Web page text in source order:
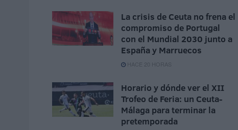
La crisis de Ceuta no frena el
compromiso de Portugal
con el Mundial 2030 junto a
España y Marruecos
HACE 20 HORAS
Horario y dónde ver el XII
Trofeo de Feria: un Ceuta-
Málaga para terminar la
pretemporada